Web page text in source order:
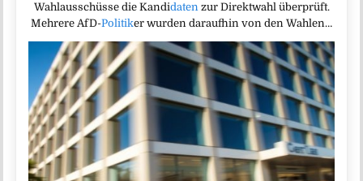
Wahlausschüsse die Kandidatenzur Direktwahl überprüft.
Mehrere AfD-Politiker wurden daraufhin von den Wahlen…